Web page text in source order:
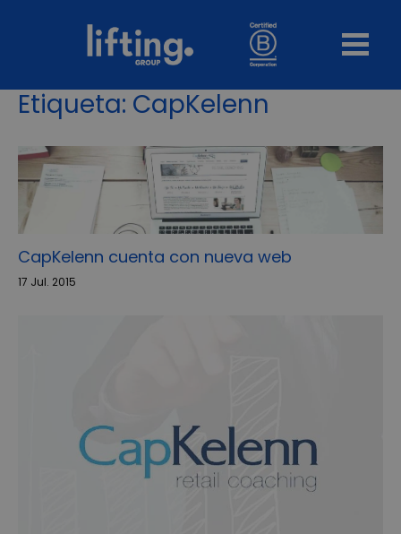
Etiqueta: CapKelenn
CapKelenn cuenta con nueva web
17 Jul. 2015